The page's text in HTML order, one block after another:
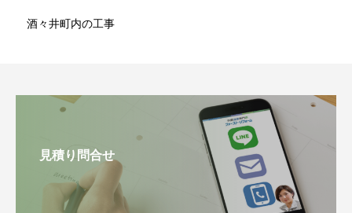
酒々井町内の工事
見積り問合せ